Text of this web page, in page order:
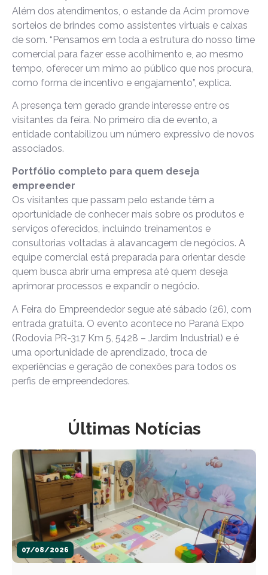
Além dos atendimentos, o estande da Acim promove
sorteios de brindes como assistentes virtuais e caixas
de som. “Pensamos em toda a estrutura do nosso time
comercial para fazer esse acolhimento e, ao mesmo
tempo, oferecer um mimo ao público que nos procura,
como forma de incentivo e engajamento”, explica.
A presença tem gerado grande interesse entre os
visitantes da feira. No primeiro dia de evento, a
entidade contabilizou um número expressivo de novos
associados.
Portfólio completo para quem deseja
empreender
Os visitantes que passam pelo estande têm a
oportunidade de conhecer mais sobre os produtos e
serviços oferecidos, incluindo treinamentos e
consultorias voltadas à alavancagem de negócios. A
equipe comercial está preparada para orientar desde
quem busca abrir uma empresa até quem deseja
aprimorar processos e expandir o negócio.
A Feira do Empreendedor segue até sábado (26), com
entrada gratuita. O evento acontece no Paraná Expo
(Rodovia PR-317 Km 5, 5428 – Jardim Industrial) e é
uma oportunidade de aprendizado, troca de
experiências e geração de conexões para todos os
perfis de empreendedores.
Últimas Notícias
07/08/2026